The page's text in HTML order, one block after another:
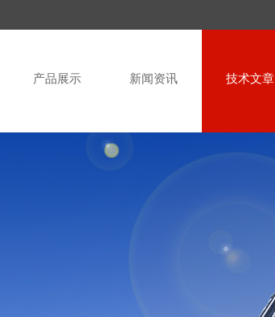
产品展示 新闻资讯 技术文章